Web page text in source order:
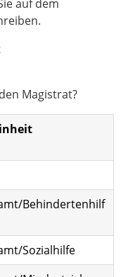
auf dem
Magistrat?
Behindertenhilf
Sozialhilfe